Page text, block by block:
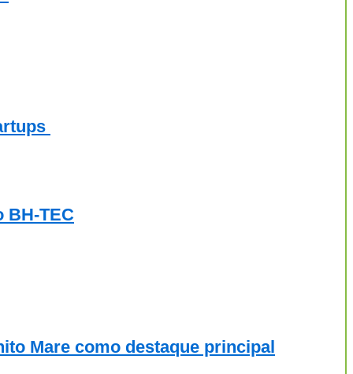
BH-TEC
Mare como destaque principal